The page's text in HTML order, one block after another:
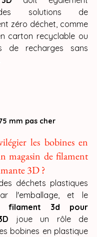
solutions de
zéro déchet, comme
carton recyclable ou
de recharges sans
mm pas cher
les bobines en
magasin de filament
3D ?
déchets plastiques
filament 3d pour
joue un rôle de
bobines en plastique